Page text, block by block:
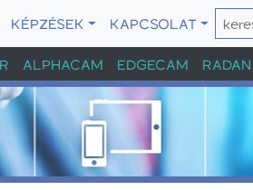
KÉPZÉSEK
KAPCSOLAT
ALPHACAM EDGECAM RADAN